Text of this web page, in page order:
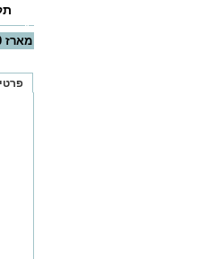
דף
מארז USB 3.0 630